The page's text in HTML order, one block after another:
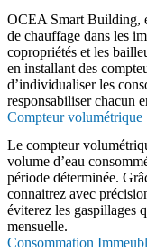
OCEA Smart Building,
de chauffage dans les
copropriétés et les
en installant des
d’individualiser les
responsabiliser chacun
Compteur volumétrique
Le compteur
volume d’eau
période déterminée.
connaitrez avec
éviterez les gaspillages
mensuelle.
Consommation